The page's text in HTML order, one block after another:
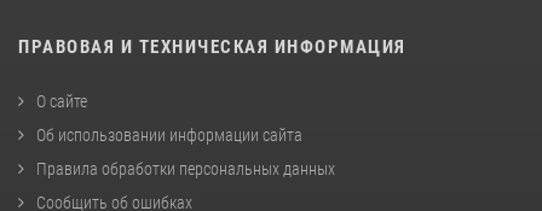
ПРАВОВАЯ И ТЕХНИЧЕСКАЯ ИНФОРМАЦИЯ
О сайте
Об использовании информации сайта
Правила обработки персональных данных
Сообщить об ошибках